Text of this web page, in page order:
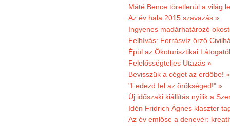
Máté Bence töretlenül a világ
Az év hala 2015 szavazás »
Ingyenes madárhatározó
Felhívás: Forrásvíz őrző
Épül az Ökoturisztikai
Felelősségteljes Utazás »
Bevisszük a céget az erdőbe! »
"Fedezd fel az örökséged!" »
Új időszaki kiállítás nyílik a
Idén Fridrich Ágnes klaszter
Az év emlőse a denevér: